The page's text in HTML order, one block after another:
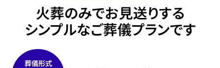
火葬のみでお見送りする
シンプルなご葬儀プランです
葬儀形式